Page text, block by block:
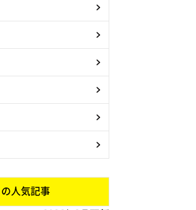
の人気記事